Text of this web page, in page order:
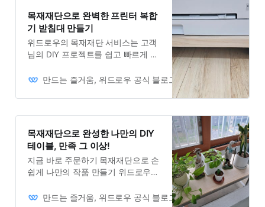
목재재단으로 완벽한 프린터 복합
기 받침대 만들기
위드로우의 목재재단 서비스는 고객
님의 DIY 프로젝트를 쉽고 빠르게 실
목재를 원하는 사이즈로 정확하게 재
만드는 즐거움, 위드로우 공식 블로그 Owner
목재재단으로 완성한 나만의 DIY
테이블, 만족 그 이상!
지금 바로 주문하기 목재재단으로 손
쉽게 나만의 작품 만들기 위드로우의
고객님들께 딱 맞는 맞춤형 솔루션을
만드는 즐거움, 위드로우 공식 블로그 Owner